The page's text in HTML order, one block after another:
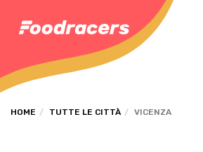
HOME TUTTE LE CITTÀ VICENZA